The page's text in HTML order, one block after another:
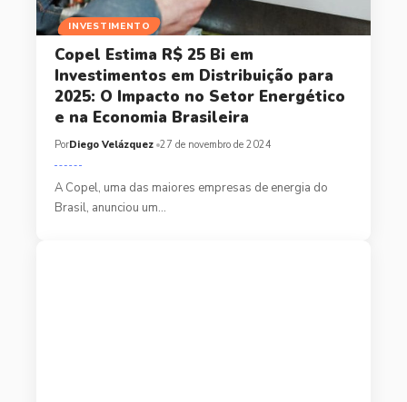
INVESTIMENTO
Copel Estima R$ 25 Bi em
Investimentos em Distribuição para
2025: O Impacto no Setor Energético
e na Economia Brasileira
PorDiego Velázquez 27 de novembro de 2024
A Copel, uma das maiores empresas de energia do
Brasil, anunciou um…